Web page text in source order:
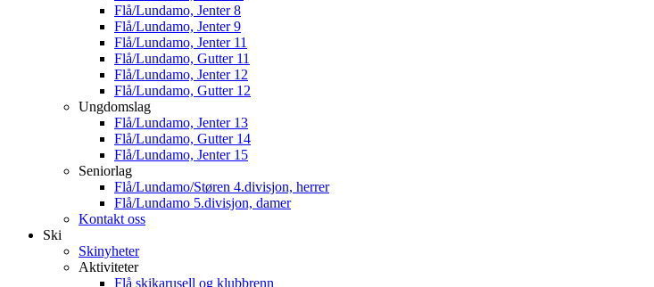
Flå/Lundamo, Jenter 8
Flå/Lundamo, Jenter 9
Flå/Lundamo, Jenter 11
Flå/Lundamo, Gutter 11
Flå/Lundamo, Jenter 12
Flå/Lundamo, Gutter 12
Ungdomslag
Flå/Lundamo, Jenter 13
Flå/Lundamo, Gutter 14
Flå/Lundamo, Jenter 15
Seniorlag
Flå/Lundamo/Støren 4.divisjon, herrer
Flå/Lundamo 5.divisjon, damer
Kontakt oss
Ski
Skinyheter
Aktiviteter
Flå skikarusell og klubbrenn